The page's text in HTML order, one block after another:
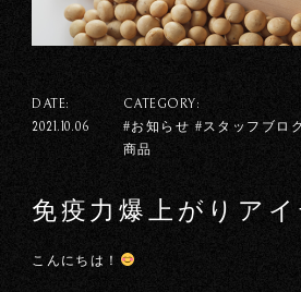
DATE:
2021.10.06
CATEGORY:
#お知らせ #スタッフブロ
商品
免疫力爆上がりアイ
こんにちは！